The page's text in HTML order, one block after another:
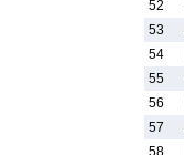
52
53
54
55
56
57
58